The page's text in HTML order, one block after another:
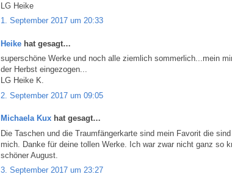
LG Heike
1. September 2017 um 20:33
Heike hat gesagt…
superschöne Werke und noch alle ziemlich sommerlich...mein
der Herbst eingezogen...
LG Heike K.
2. September 2017 um 09:05
Michaela Kux hat gesagt…
Die Taschen und die Traumfängerkarte sind mein Favorit die
mich. Danke für deine tollen Werke. Ich war zwar nicht ganz so
schöner August.
3. September 2017 um 23:27